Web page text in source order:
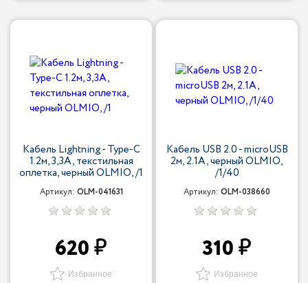
Кабель Lightning - Type-С
1.2м, 3,3A, текстильная
оплетка, черный OLMIO, /1
Артикул: OLM-041631
620
Избранное
Кабель USB 2.0 - microUSB
2м, 2.1A, черный OLMIO,
/1/40
Артикул: OLM-038660
310
Избранное